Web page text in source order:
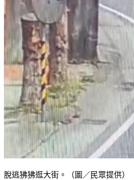
脫逃狒狒逛大街。（圖／民眾提供）